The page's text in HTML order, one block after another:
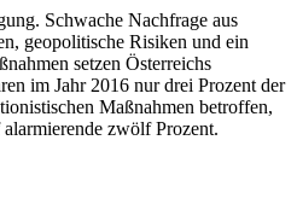
Schwache Nachfrage aus
geopolitische Risiken und ein
setzen Österreichs
im Jahr 2016 nur drei Prozent der
Maßnahmen betroffen,
zwölf Prozent.